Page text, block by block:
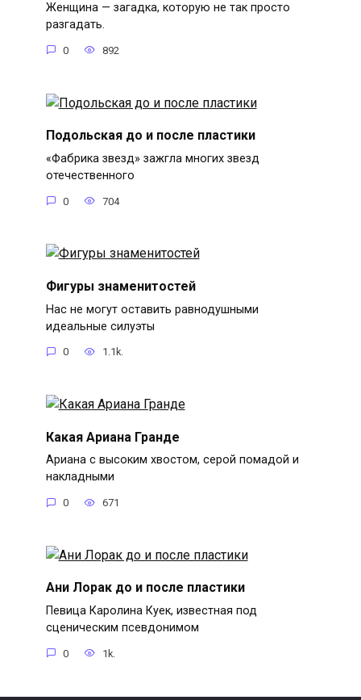
Женщина — загадка, которую не так просто
разгадать.
0 892
Подольская до и после пластики
«Фабрика звезд» зажгла многих звезд
отечественного
0 704
Фигуры знаменитостей
Нас не могут оставить равнодушными
идеальные силуэты
0 1.1k.
Какая Ариана Гранде
Ариана с высоким хвостом, серой помадой и
накладными
0 671
Ани Лорак до и после пластики
Певица Каролина Куек, известная под
сценическим псевдонимом
0 1k.